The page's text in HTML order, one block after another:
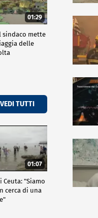
01:29
sindaco mette
delle
VEDI TUTTI
01:07
"Siamo
cerca di una